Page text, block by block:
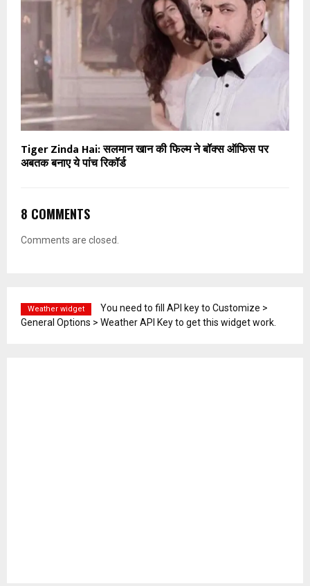
Tiger Zinda Hai: सलमान खान की फिल्म ने बॉक्स ऑफिस पर
अबतक बनाए ये पांच रिकॉर्ड
8 COMMENTS
Comments are closed.
Weather widget
You need to fill API key to Customize >
General Options > Weather API Key to get this widget work.